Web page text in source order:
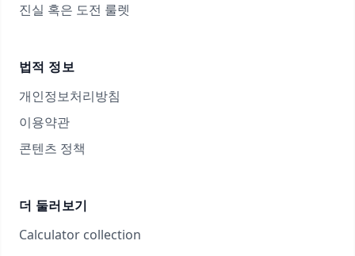
진실 혹은 도전 룰렛
법적 정보
개인정보처리방침
이용약관
콘텐츠 정책
더 둘러보기
Calculator collection